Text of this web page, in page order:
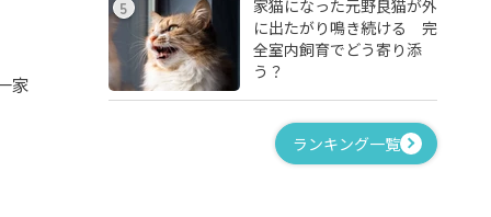
家
5
家猫になった元野良猫が外
に出たがり鳴き続ける 完
全室内飼育でどう寄り添
う？
ランキング一覧